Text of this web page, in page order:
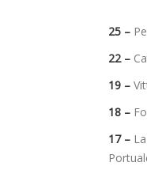
25 –
22 –
19 –
18 –
17 –